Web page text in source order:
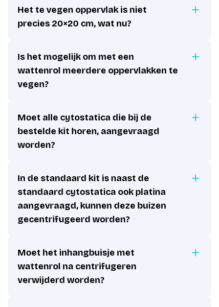
Het te vegen oppervlak is niet
precies 20×20 cm, wat nu?
Is het mogelijk om met een
wattenrol meerdere oppervlakken te
vegen?
Moet alle cytostatica die bij de
bestelde kit horen, aangevraagd
worden?
In de standaard kit is naast de
standaard cytostatica ook platina
aangevraagd, kunnen deze buizen
gecentrifugeerd worden?
Moet het inhangbuisje met
wattenrol na centrifugeren
verwijderd worden?